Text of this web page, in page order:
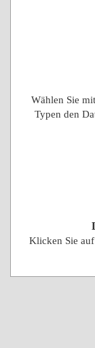
Wählen Sie
Typen den
Klicken Sie